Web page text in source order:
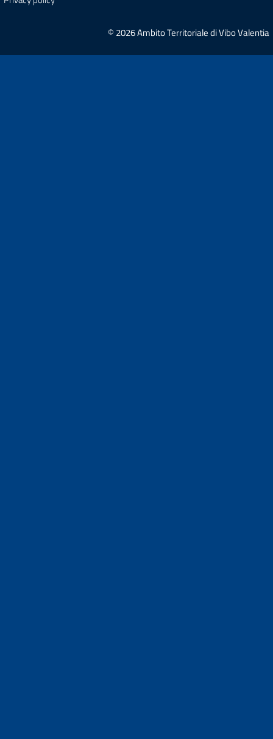
© 2026 Ambito Territoriale di Vibo Valentia